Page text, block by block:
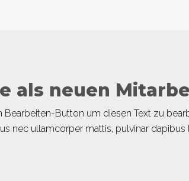
als neuen
Bearbeiten-Button um diesen Text zu
nec ullamcorper mattis, pulvinar dapibus